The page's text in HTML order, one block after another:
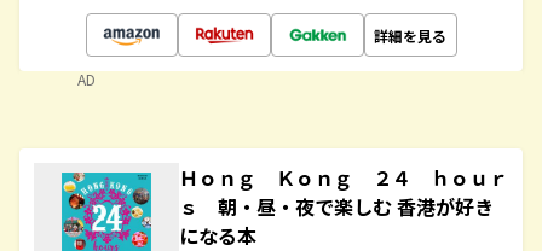
詳細を見る
AD
Ｈｏｎｇ Ｋｏｎｇ ２４ ｈｏｕｒ
ｓ 朝・昼・夜で楽しむ 香港が好き
になる本